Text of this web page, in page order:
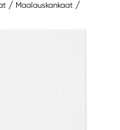
Maalauskankaat